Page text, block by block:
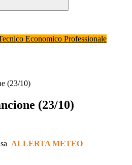
Economico Professionale
(23/10)
(23/10)
ALLERTA METEO